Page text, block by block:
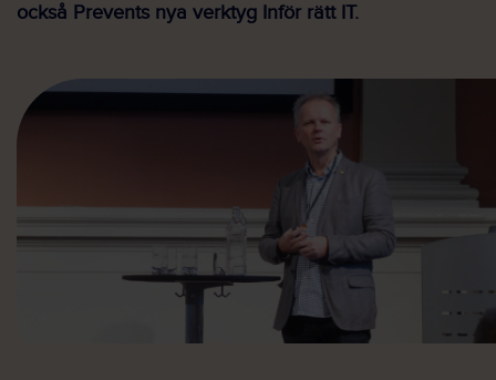
också Prevents nya verktyg Inför rätt IT.